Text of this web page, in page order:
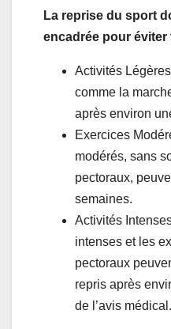
La reprise du sport
encadrée pour
Activités
comme la
après environ
Exercices
modérés, sans
pectoraux,
semaines.
Activités
intenses et les
pectoraux
repris après
de l’avis médical.